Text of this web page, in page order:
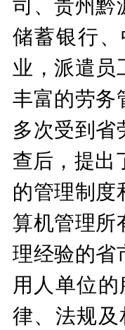
司、贵州黔
储蓄银行
业，派遣员
丰富的劳务
多次受到省
查后，提出
的管理制度
算机管理所
理经验的省
用人单位
律、法规